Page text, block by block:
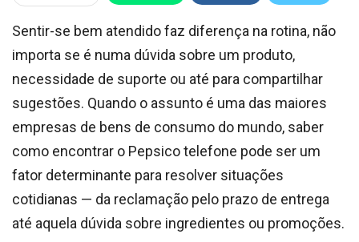
Sentir-se bem atendido faz diferença na rotina, não
importa se é numa dúvida sobre um produto,
necessidade de suporte ou até para compartilhar
sugestões. Quando o assunto é uma das maiores
empresas de bens de consumo do mundo, saber
como encontrar o Pepsico telefone pode ser um
fator determinante para resolver situações
cotidianas — da reclamação pelo prazo de entrega
até aquela dúvida sobre ingredientes ou promoções.